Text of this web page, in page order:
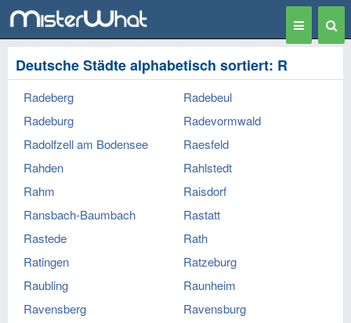
Toggle
navigation
Deutsche Städte alphabetisch sortiert: R
Radeberg
Radebeul
Radeburg
Radevormwald
Radolfzell am Bodensee
Raesfeld
Rahden
Rahlstedt
Rahm
Raisdorf
Ransbach-Baumbach
Rastatt
Rastede
Rath
Ratingen
Ratzeburg
Raubling
Raunheim
Ravensberg
Ravensburg